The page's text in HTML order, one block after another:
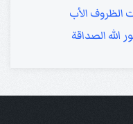
الظروف الأب
الله الصداقة